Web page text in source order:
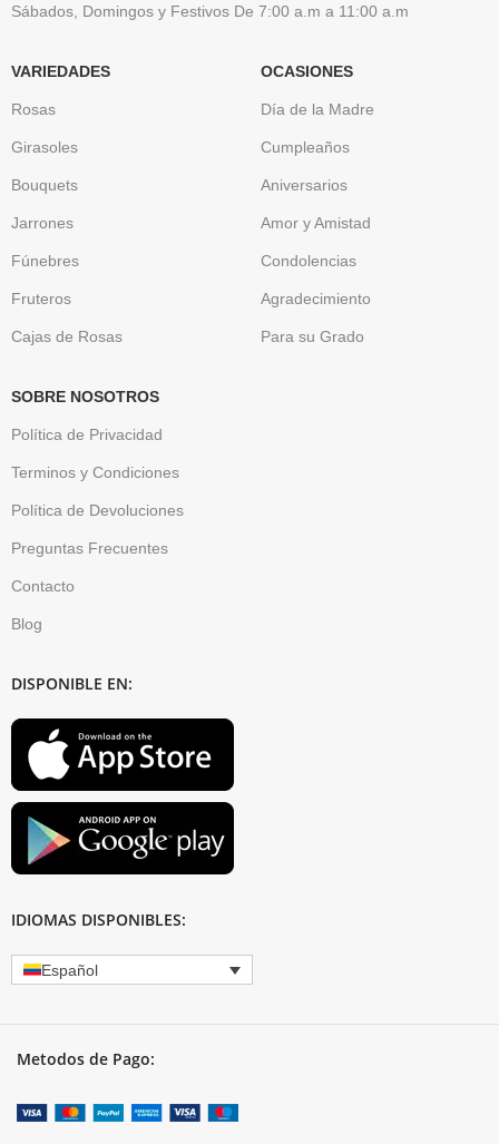
Sábados, Domingos y Festivos De 7:00 a.m a 11:00 a.m
VARIEDADES
Rosas
Girasoles
Bouquets
Jarrones
Fúnebres
Fruteros
Cajas de Rosas
OCASIONES
Día de la Madre
Cumpleaños
Aniversarios
Amor y Amistad
Condolencias
Agradecimiento
Para su Grado
SOBRE NOSOTROS
Política de Privacidad
Terminos y Condiciones
Política de Devoluciones
Preguntas Frecuentes
Contacto
Blog
DISPONIBLE EN:
IDIOMAS DISPONIBLES:
Español
Metodos de Pago: